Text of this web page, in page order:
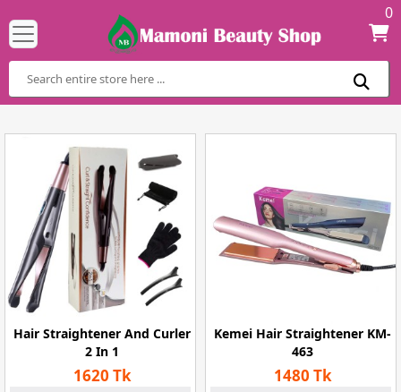
0
Hair Straightener And Curler
2 In 1
1620 Tk
Kemei Hair Straightener KM-
463
1480 Tk